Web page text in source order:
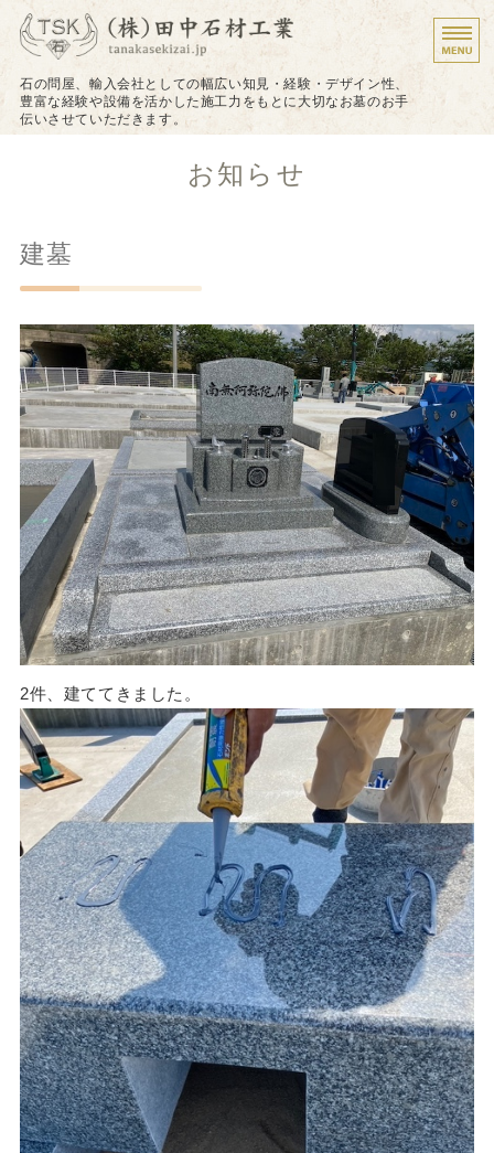
墓石のことなら株式
石の問屋、輸入会社としての幅広い知見・経験・デザイン性、
豊富な経験や設備を活かした施工力をもとに大切なお墓のお手
伝いさせていただきます。
施工実績
お問い合わせ
お知らせ
建墓
2件、建ててきました。